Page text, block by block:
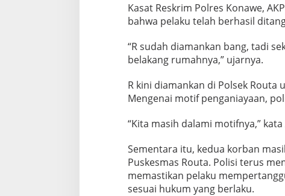
Kasat Reskrim Polres Konawe,
bahwa pelaku telah berhasil
“R sudah diamankan bang, tadi
belakang rumahnya,” ujarnya.
R kini diamankan di Polsek
Mengenai motif penganiayaan,
“Kita masih dalami motifnya,” kata
Sementara itu, kedua korban
Puskesmas Routa. Polisi terus
memastikan pelaku
sesuai hukum yang berlaku.